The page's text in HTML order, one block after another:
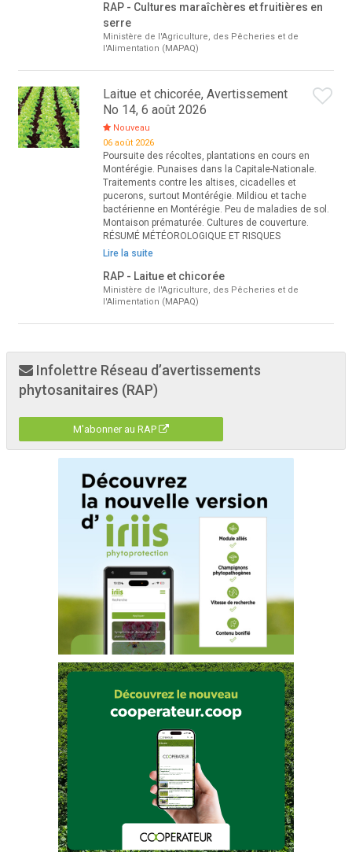
RAP - Cultures maraîchères et fruitières en
serre
Ministère de l'Agriculture, des Pêcheries et de
l'Alimentation (MAPAQ)
Laitue et chicorée, Avertissement
No 14, 6 août 2026
Nouveau
06 août 2026
Poursuite des récoltes, plantations en cours en
Montérégie. Punaises dans la Capitale-Nationale.
Traitements contre les altises, cicadelles et
pucerons, surtout Montérégie. Mildiou et tache
bactérienne en Montérégie. Peu de maladies de sol.
Montaison prématurée. Cultures de couverture.
RÉSUMÉ MÉTÉOROLOGIQUE ET RISQUES
Lire la suite
RAP - Laitue et chicorée
Ministère de l'Agriculture, des Pêcheries et de
l'Alimentation (MAPAQ)
Infolettre Réseau d’avertissements
phytosanitaires (RAP)
M'abonner au RAP